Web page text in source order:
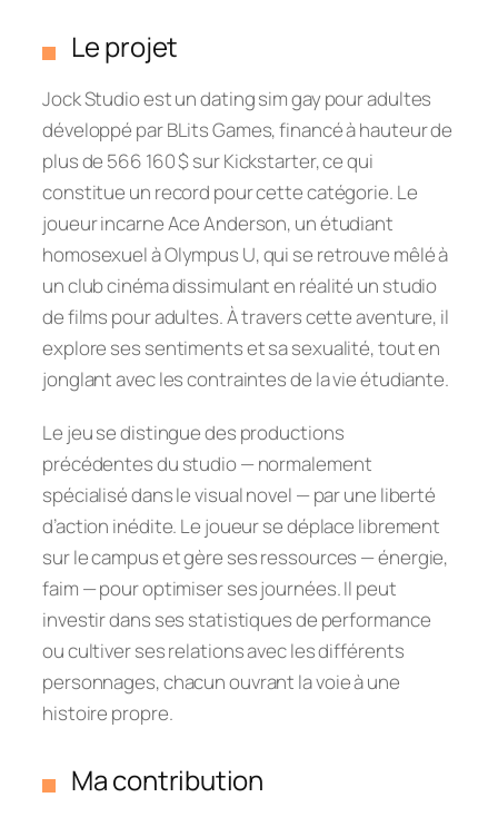
Le projet
Jock Studio est un dating sim gay pour adultes
développé par BLits Games, financé à hauteur de
plus de 566 160 $ sur Kickstarter, ce qui
constitue un record pour cette catégorie. Le
joueur incarne Ace Anderson, un étudiant
homosexuel à Olympus U, qui se retrouve mêlé à
un club cinéma dissimulant en réalité un studio
de films pour adultes. À travers cette aventure, il
explore ses sentiments et sa sexualité, tout en
jonglant avec les contraintes de la vie étudiante.
Le jeu se distingue des productions
précédentes du studio — normalement
spécialisé dans le visual novel — par une liberté
d’action inédite. Le joueur se déplace librement
sur le campus et gère ses ressources — énergie,
faim — pour optimiser ses journées. Il peut
investir dans ses statistiques de performance
ou cultiver ses relations avec les différents
personnages, chacun ouvrant la voie à une
histoire propre.
Ma contribution